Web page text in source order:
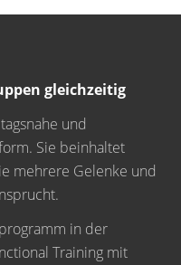
gleichzeitig
und
Sie beinhaltet
mehrere Gelenke und
in der
Training mit